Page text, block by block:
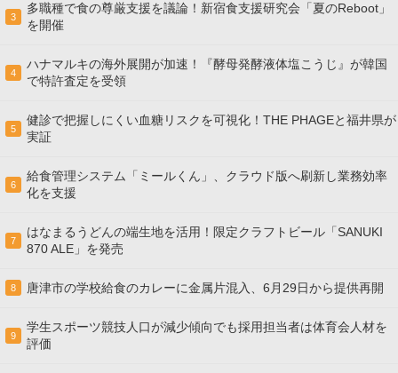
3
多職種で食の尊厳支援を議論！新宿食支援研究会「夏のReboot」
を開催
4
ハナマルキの海外展開が加速！『酵母発酵液体塩こうじ』が韓国
で特許査定を受領
5
健診で把握しにくい血糖リスクを可視化！THE PHAGEと福井県が
実証
6
給食管理システム「ミールくん」、クラウド版へ刷新し業務効率
化を支援
7
はなまるうどんの端生地を活用！限定クラフトビール「SANUKI
870 ALE」を発売
8 唐津市の学校給食のカレーに金属片混入、6月29日から提供再開
9
学生スポーツ競技人口が減少傾向でも採用担当者は体育会人材を
評価